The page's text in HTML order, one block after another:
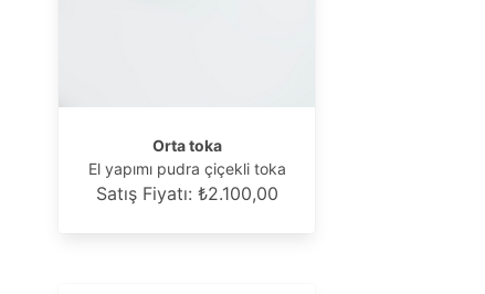
Orta toka
El yapımı pudra çiçekli toka
Satış Fiyatı: ₺2.100,00